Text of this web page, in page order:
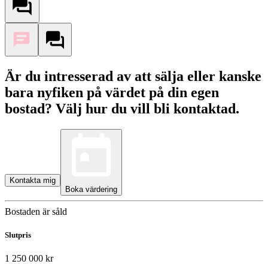
Är du intresserad av att sälja eller kanske
bara nyfiken på värdet på din egen
bostad? Välj hur du vill bli kontaktad.
Kontakta mig
Boka värdering
Bostaden är såld
Slutpris
1 250 000 kr